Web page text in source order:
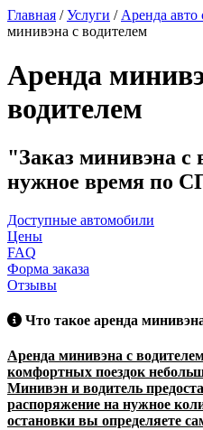
Главная / Услуги / Аренда авто
минивэна с водителем
Аренда
водителем
Заказ минивэна с
нужное время по
Доступные автомобили
Цены
FAQ
Форма заказа
Отзывы
Что такое аренда
Аренда минивэна с
комфортных поездок
Минивэн и водитель
распоряжение на нужное
остановки вы определяете